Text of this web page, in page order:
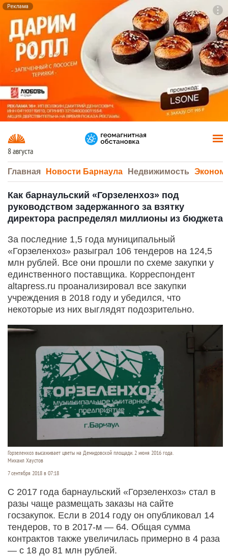
Реклама
8 августа
Главная Новости Барнаула Недвижимость
Как барнаульский «Горзеленхоз» под
руководством задержанного за взятку
директора распределял миллионы из бюджета
За последние 1,5 года муниципальный
«Горзеленхоз» разыграл 106 тендеров на 124,5
млн рублей. Все они прошли по схеме закупки у
единственного поставщика. Корреспондент
altapress.ru проанализировал все закупки
учреждения в 2018 году и убедился, что
некоторые из них выглядят подозрительно.
Горзеленхоз высаживает цветы на Демидовской площади. 2 июня 2016 года.
Михаил Хаустов
7 сентября 2018 в 07:18
С 2017 года барнаульский «Горзеленхоз» стал в
разы чаще размещать заказы на сайте
госзакупок. Если в 2014 году он опубликовал 14
тендеров, то в 2017-м — 64. Общая сумма
контрактов также увеличилась примерно в 4 раза
— с 18 до 81 млн рублей.